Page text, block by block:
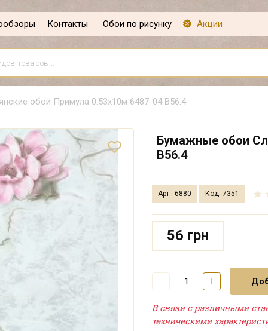
Контакты Обои по рисунку Акции
обои Примула 0.53х10м 6487-04 В56.4
Бумажные обои
В56.4
Арт.: 6880 Код: 7351
56 грн
В связи с различными
техническими